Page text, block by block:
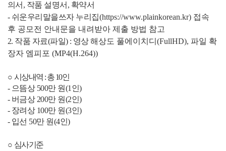
의서 , 작품 설명서 , 확약서
- 쉬운우리말을쓰자 누리집(https://www.plainkorean.kr) 접속
후 공모전 안내문을 내려받아 제출 방법 참고
2. 작품 자료(파일) : 영상해상도 풀에이치디(FullHD), 파일 확
장자 엠피포 (MP4(H.264))
○ 시상내역 :총10인
- 으뜸상 500만 원(1 인)
- 버금상 200만 원(2인)
- 장려상 100만 원(3인)
- 입선 50만 원(4인)
○ 심사기준